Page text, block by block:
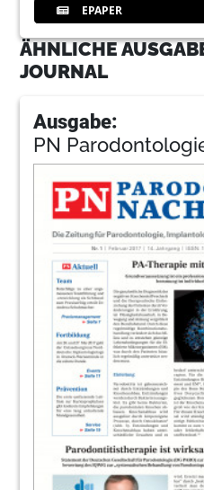
EPAPER
ÄHNLICHE
JOURNAL
Ausgabe:
PN